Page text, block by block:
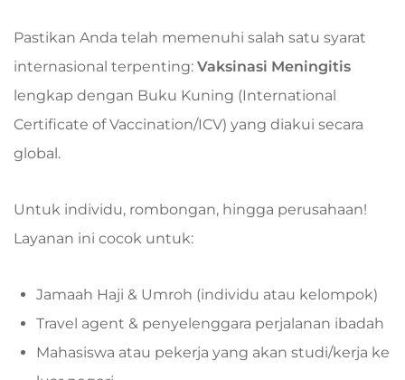
Pastikan Anda telah memenuhi salah satu syarat
internasional terpenting: Vaksinasi Meningitis
lengkap dengan Buku Kuning (International
Certificate of Vaccination/ICV) yang diakui secara
global.
Untuk individu, rombongan, hingga perusahaan!
Layanan ini cocok untuk:
Jamaah Haji & Umroh (individu atau kelompok)
Travel agent & penyelenggara perjalanan ibadah
Mahasiswa atau pekerja yang akan studi/kerja ke